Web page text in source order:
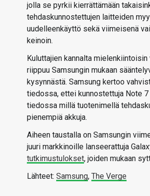
jolla se pyrkii kierrättämään
tehdaskunnostettujen laitteiden
uudelleenkäyttö sekä viimeisenä
keinoin.
Kuluttajien kannalta
riippuu Samsungin mukaan
kysynnästä. Samsung kertoo
tiedossa, ettei kunnostettuja Note
tiedossa millä tuotenimellä
pienempiä akkuja.
Aiheen taustalla on Samsungin
juuri markkinoille lanseerattuja
tutkimustulokset, joiden mukaan
Lähteet: Samsung, The Verge